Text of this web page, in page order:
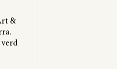
&
verd